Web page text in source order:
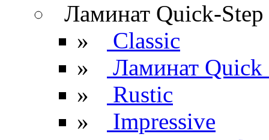
Ламинат Quick-Step
»
Classic
»
Ламинат Quick
»
Rustic
»
Impressive